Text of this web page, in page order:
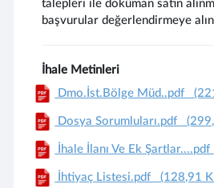
talepleri ile doküman satın
başvurular değerlendirmeye
İhale Metinleri
Dmo.İst.Bölge Müd..pdf
Dosya Sorumluları.pdf
İhale İlanı Ve Ek Şartlar....pdf
İhtiyaç Listesi.pdf (128,91